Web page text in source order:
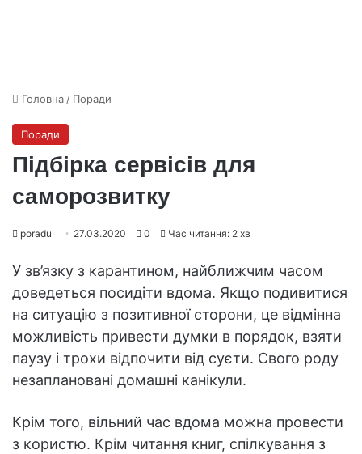
Головна / Поради
Поради
Підбірка сервісів для
саморозвитку
poradu 27.03.2020 0 Час читання: 2 хв
У зв’язку з карантином, найближчим часом
доведеться посидіти вдома. Якщо подивитися
на ситуацію з позитивної сторони, це відмінна
можливість привести думки в порядок, взяти
паузу і трохи відпочити від суєти. Свого роду
незаплановані домашні канікули.
Крім того, вільний час вдома можна провести
з користю. Крім читання книг, спілкування з